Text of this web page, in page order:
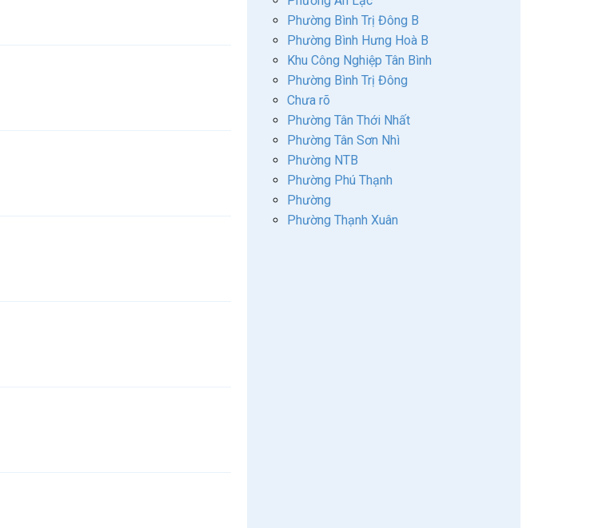
Phường Bình Trị Đông B
Phường Bình Hưng Hoà B
Khu Công Nghiệp Tân Bình
Phường Bình Trị Đông
Chưa rõ
Phường Tân Thới Nhất
Phường Tân Sơn Nhì
Phường NTB
Phường Phú Thạnh
Phường
Phường Thạnh Xuân